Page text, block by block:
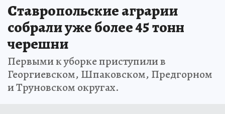
Ставропольские аграрии
собрали уже более 45 тонн
черешни
Первыми к уборке приступили в
Георгиевском, Шпаковском, Предгорном
и Труновском округах.